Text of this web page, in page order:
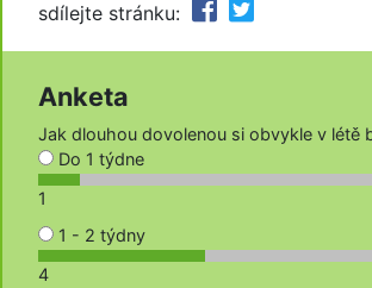
sdílejte stránku:
Anketa
Jak dlouhou dovolenou si obvykle v létě
Do 1 týdne
1
1 - 2 týdny
4